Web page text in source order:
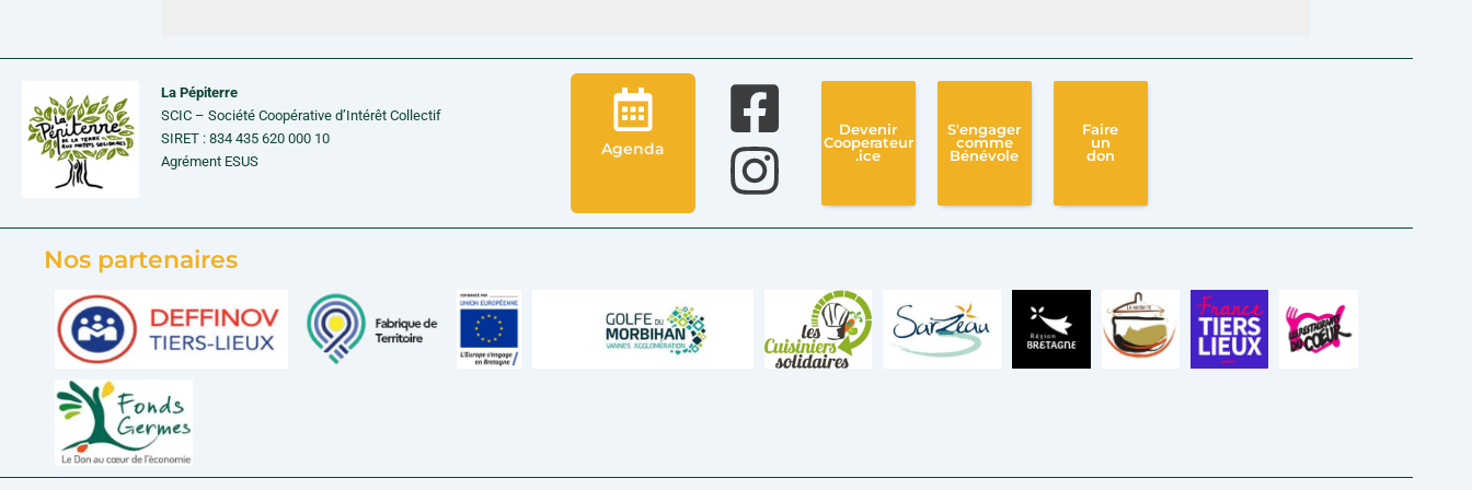
La Pépiterre
SCIC – Société Coopérative d’Intérêt Collectif
SIRET : 834 435 620 000 10
Agrément ESUS
Agenda
Devenir
Cooperateur
.ice
S'engager
comme
Bénévole
Faire
un
don
Nos partenaires